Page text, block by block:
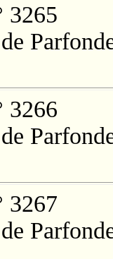
3265
3266
3267